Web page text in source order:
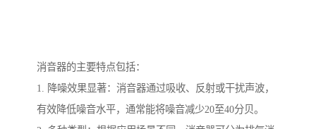
消音器的主要特点包括：
1. 降噪效果显著：消音器通过吸收、反射或干扰声波，
有效降低噪音水平，通常能将噪音减少20至40分贝。